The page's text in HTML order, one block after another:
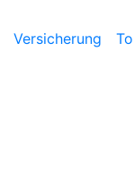
Versicherung